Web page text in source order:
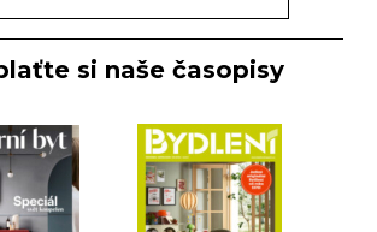
si naše časopisy